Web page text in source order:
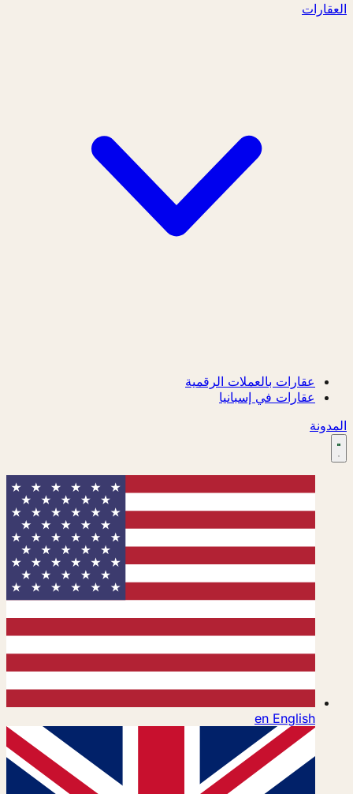
العقارات
عقارات بالعملات الرقمية
عقارات في إسبانيا
المدونة
en English